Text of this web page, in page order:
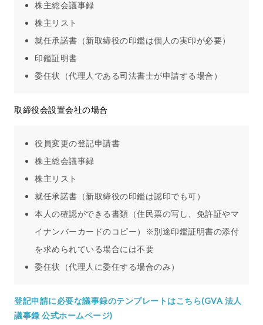
株主総会議事録
株主リスト
就任承諾書（新取締役の印鑑は個人の実印が必要）
印鑑証明書
委任状（代理人である司法書士が申請する場合）
取締役会設置会社の場合
役員変更の登記申請書
株主総会議事録
株主リスト
就任承諾書（新取締役の印鑑は認印でも可）
本人の確認ができる書類（住民票の写し、免許証やマ
イナンバーカードのコピー）※別途印鑑証明書の添付
を求められている場合には不要
委任状（代理人に委任する場合のみ）
登記申請に必要な議事録のテンプレートはこちら(GVA 法人
議事録 公式ホームページ)